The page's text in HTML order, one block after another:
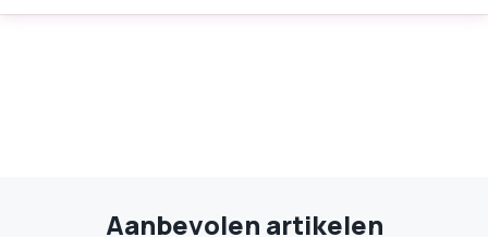
Aanbevolen artikelen